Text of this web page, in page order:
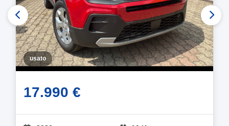
usato
17.990 €